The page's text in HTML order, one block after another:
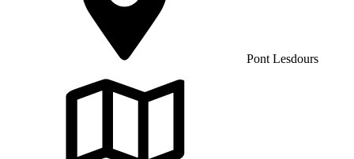
Pont Lesdours